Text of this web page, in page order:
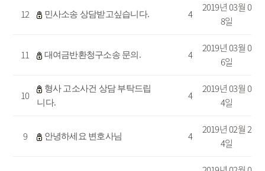
12 민사소송 상담받고싶습니다. 4
2019년 03월 0
8일
11 대여금반환청구소송 문의. 4
2019년 03월 0
6일
10
형사 고소사건 상담 부탁드립
니다.
4
2019년 03월 0
4일
9 안녕하세요 변호사님 4
2019년 02월 2
4일